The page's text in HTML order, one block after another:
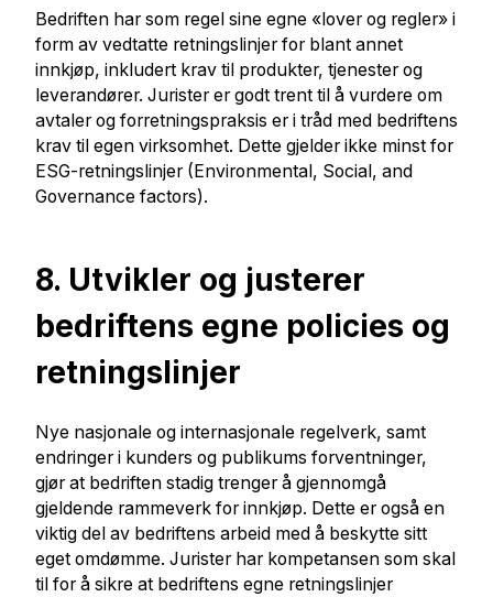
Bedriften har som regel sine egne «lover og regler» i
form av vedtatte retningslinjer for blant annet
innkjøp, inkludert krav til produkter, tjenester og
leverandører. Jurister er godt trent til å vurdere om
avtaler og forretningspraksis er i tråd med bedriftens
krav til egen virksomhet. Dette gjelder ikke minst for
ESG-retningslinjer (Environmental, Social, and
Governance factors).
8. Utvikler og justerer
bedriftens egne policies og
retningslinjer
Nye nasjonale og internasjonale regelverk, samt
endringer i kunders og publikums forventninger,
gjør at bedriften stadig trenger å gjennomgå
gjeldende rammeverk for innkjøp. Dette er også en
viktig del av bedriftens arbeid med å beskytte sitt
eget omdømme. Jurister har kompetansen som skal
til for å sikre at bedriftens egne retningslinjer